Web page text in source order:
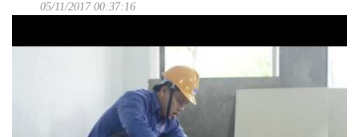
05/11/2017 00:37:16